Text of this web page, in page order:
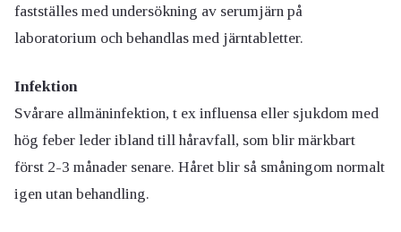
fastställes med undersökning av serumjärn på
laboratorium och behandlas med järntabletter.
Infektion
Svårare allmäninfektion, t ex influensa eller sjukdom med
hög feber leder ibland till håravfall, som blir märkbart
först 2-3 månader senare. Håret blir så småningom normalt
igen utan behandling.